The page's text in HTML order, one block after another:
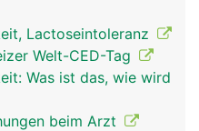
Lactoseintoleranz
Welt-CED-Tag
Was ist das, wie wird
beim Arzt